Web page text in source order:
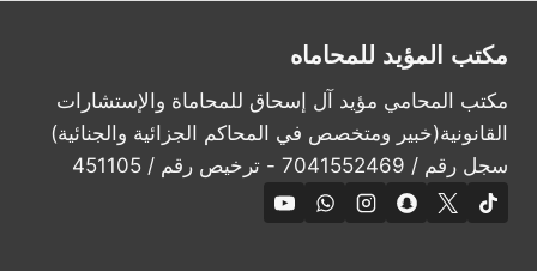
مكتب المؤيد للمحاماه
مكتب المحامي مؤيد آل إسحاق للمحاماة والإستشارات
القانونية(خبير ومتخصص في المحاكم الجزائية والجنائية)
سجل رقم / 7041552469 - ترخيص رقم / 451105